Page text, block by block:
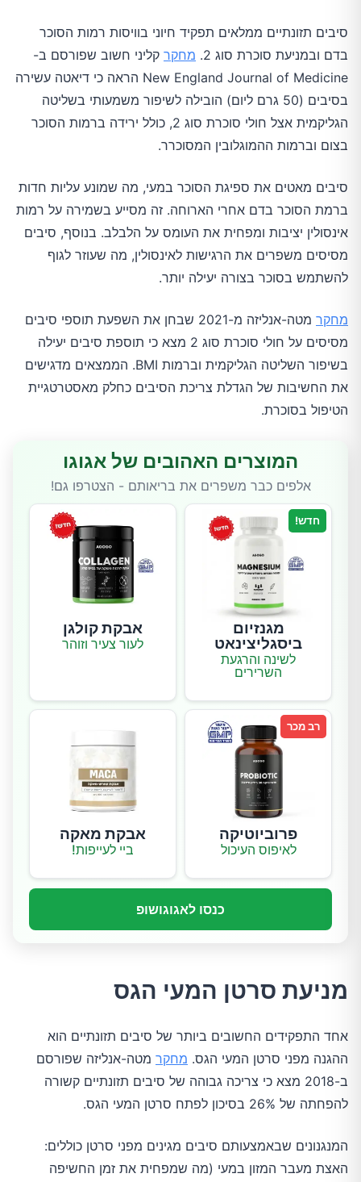
סיבים תזונתיים ממלאים תפקיד חיוני בוויסות רמות הסוכר
בדם ובמניעת סוכרת סוג 2.
מחקר קליני חשוב שפורסם ב-
New England Journal of Medicine הראה כי דיאטה עשירה
בסיבים (50 גרם ליום) הובילה לשיפור משמעותי בשליטה
הגליקמית אצל חולי סוכרת סוג 2, כולל ירידה ברמות הסוכר
בצום וברמות ההמוגלובין המסוכרר.
סיבים מאטים את ספיגת הסוכר במעי, מה שמונע עליות חדות
ברמת הסוכר בדם אחרי הארוחה. זה מסייע בשמירה על רמות
אינסולין יציבות ומפחית את העומס על הלבלב. בנוסף, סיבים
מסיסים משפרים את הרגישות לאינסולין, מה שעוזר לגוף
להשתמש בסוכר בצורה יעילה יותר.
מחקר
מטה-אנליזה מ-2021 שבחן את השפעת תוספי סיבים
מסיסים על חולי סוכרת סוג 2 מצא כי תוספת סיבים יעילה
בשיפור השליטה הגליקמית וברמות BMI. הממצאים מדגישים
את החשיבות של הגדלת צריכת הסיבים כחלק מאסטרטגיית
הטיפול בסוכרת.
המוצרים האהובים של אגוגו
אלפים כבר משפרים את בריאותם - הצטרפו גם!
חדש!
מגנזיום
ביסגליצינאט
לשינה והרגעת
השרירים
אבקת קולגן
לעור צעיר וזוהר
רב מכר
פרוביוטיקה
לאיפוס העיכול
אבקת מאקה
ביי לעייפות!
כנסו לאגוגושופ
מניעת סרטן המעי הגס
אחד התפקידים החשובים ביותר של סיבים תזונתיים הוא
ההגנה מפני סרטן המעי הגס. מחקר מטה-אנליזה שפורסם
ב-2018 מצא כי צריכה גבוהה של סיבים תזונתיים קשורה
להפחתה של 26% בסיכון לפתח סרטן המעי הגס.
המנגנונים שבאמצעותם סיבים מגינים מפני סרטן כוללים:
האצת מעבר המזון במעי (מה שמפחית את זמן החשיפה